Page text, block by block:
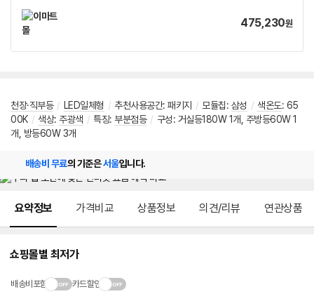
가
475,230원
천장·직부등 / LED일체형 / 추천사용공간: 패키지 / 모듈칩: 삼성 / 색온도: 65
00K / 색상: 주광색 / 특징: 부분점등 / 구성: 거실등180W 1개, 주방등60W 1
개, 방등60W 3개
배송비 무료의 기준은서울입니다.
요약정보 가격비교 상품정보 의견/리뷰 연관상품
쇼핑몰별 최저가
배송비포함 카드할인